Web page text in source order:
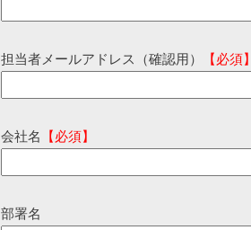
担当者メールアドレス（確認用） 【必須
会社名 【必須】
部署名